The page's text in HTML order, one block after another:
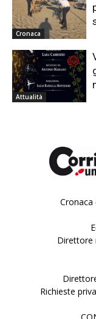
Cronaca
Attualità
Cronaca
Direttore
Richieste